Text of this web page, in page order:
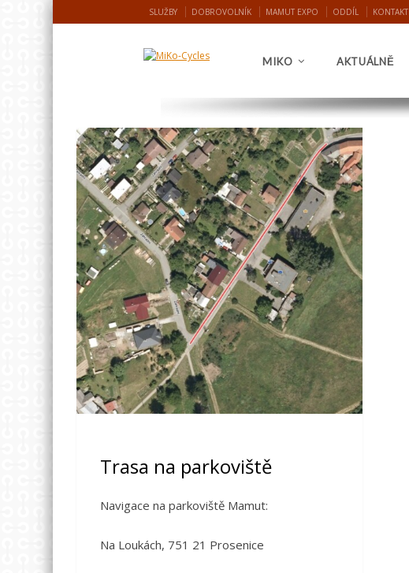
SLUŽBY DOBROVOLNÍK MAMUT EXPO ODDÍL KONTAKT
MIKO AKTUÁLNĚ
Trasa na parkoviště
Navigace na parkoviště Mamut:
Na Loukách, 751 21 Prosenice